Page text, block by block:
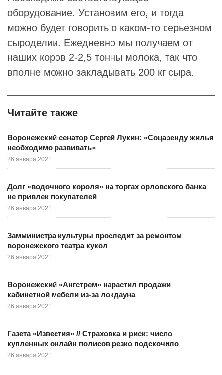
оборудование. Установим его, и тогда
можно будет говорить о каком-то серьезном
сыроделии. Ежедневно мы получаем от
наших коров 2-2,5 тонны молока, так что
вполне можно закладывать 200 кг сыра.
Читайте также
Воронежский сенатор Сергей Лукин: «Соцаренду жилья
необходимо развивать»
26 января 2021
Долг «водочного короля» на торгах орловского банка
не привлек покупателей
26 января 2021
Замминистра культуры проследит за ремонтом
воронежского театра кукол
26 января 2021
Воронежский «Ангстрем» нарастил продажи
кабинетной мебели из-за локдауна
26 января 2021
Газета «Известия» // Страховка и риск: число
купленных онлайн полисов резко подскочило
26 января 2021